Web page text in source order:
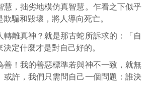
慧，拙劣地模仿真智慧。乍看之下似乎
騙和毀壞，將人導向死亡。
轉離真神？就是那古蛇所訴求的：「自
定什麼才是對自己好的。
善！我的善惡標準若與神不一致，就無
或許，我們只需問自己一個問題：誰決